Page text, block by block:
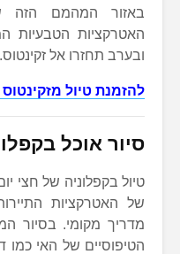
באזור המהמם הזה
האטרקציות הטבעיות
ובערב תחזרו אל זקינטוס.
להזמנת טיול מזקינטוס
סיור אוכל
טיול בקפלוניה של חצי
של האטרקציות
מדריך מקומי. בסיור
הטיפוסיים של האי כמו